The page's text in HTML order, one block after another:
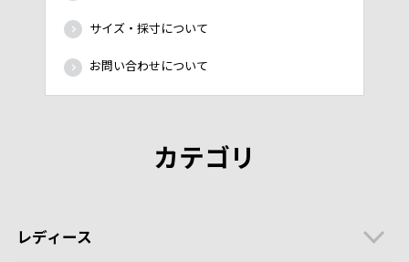
サイズ・採寸について
お問い合わせについて
カテゴリ
レディース